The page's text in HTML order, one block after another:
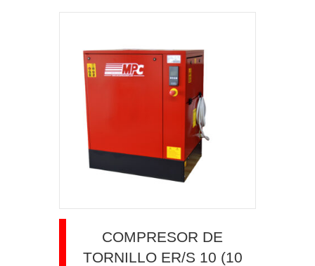
COMPRESOR DE
TORNILLO ER/S 10 (10